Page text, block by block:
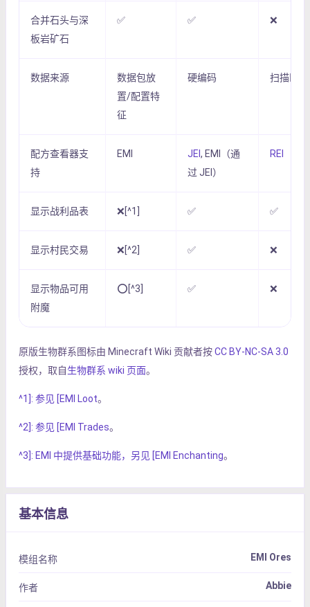
合并石头与深
板岩矿石
✅ ✅ ❌
数据来源
数据包放
置/配置特
征
硬编码 扫描区块
配方查看器支
持
EMI JEI , EMI（通
过 JEI）
REI
显示战利品表 ❌[^1] ✅ ✅
显示村民交易 ❌[^2] ✅ ❌
显示物品可用
附魔
⭕[^3] ✅ ❌
原版生物群系图标由 Minecraft Wiki 贡献者按CC BY-NC-SA 3.0
授权，取自生物群系 wiki 页面。
^1]: 参见 [EMI Loot。
^2]: 参见 [EMI Trades。
^3]: EMI 中提供基础功能，另见 [EMI Enchanting。
基本信息
模组名称 EMI Ores
作者 Abbie